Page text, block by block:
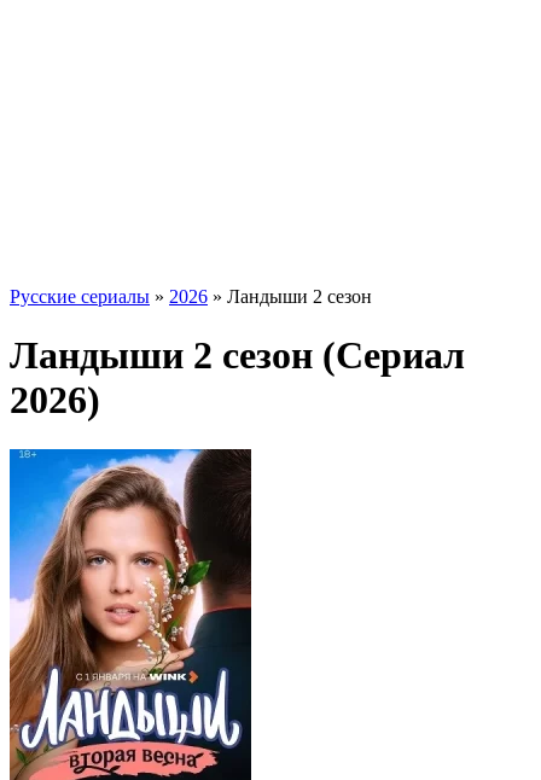
Русские сериалы » 2026 » Ландыши 2 сезон
Ландыши 2 сезон (Сериал
2026)